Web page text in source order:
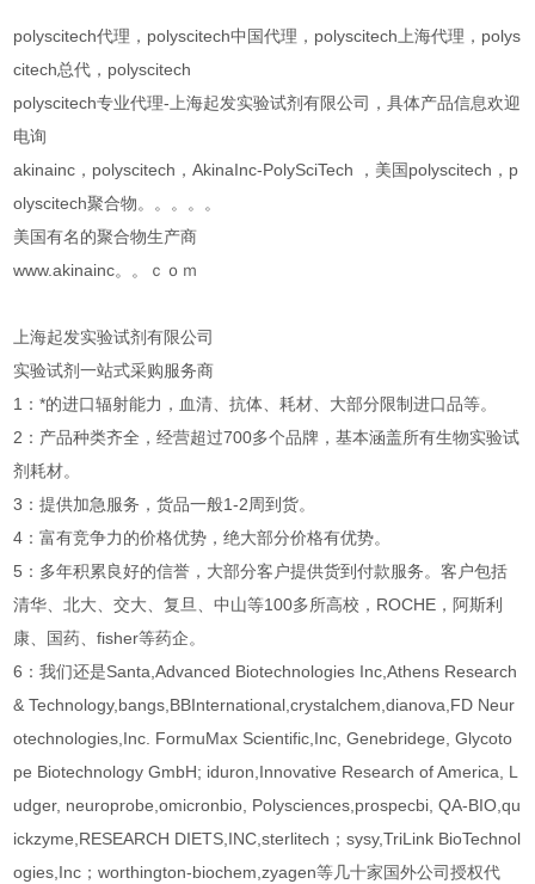
polyscitech代理，polyscitech中国代理，polyscitech上海代理，polys
citech总代，polyscitech
polyscitech专业代理-上海起发实验试剂有限公司，具体产品信息欢迎
电询
akinainc，polyscitech，AkinaInc-PolySciTech ，美国polyscitech，p
olyscitech聚合物。。。。。
美国有名的聚合物生产商
www.akinainc。。ｃｏｍ
上海起发实验试剂有限公司
实验试剂一站式采购服务商
1：*的进口辐射能力，血清、抗体、耗材、大部分限制进口品等。
2：产品种类齐全，经营超过700多个品牌，基本涵盖所有生物实验试
剂耗材。
3：提供加急服务，货品一般1-2周到货。
4：富有竞争力的价格优势，绝大部分价格有优势。
5：多年积累良好的信誉，大部分客户提供货到付款服务。客户包括
清华、北大、交大、复旦、中山等100多所高校，ROCHE，阿斯利
康、国药、fisher等药企。
6：我们还是Santa,Advanced Biotechnologies Inc,Athens Research
& Technology,bangs,BBInternational,crystalchem,dianova,FD Neur
otechnologies,Inc. FormuMax Scientific,Inc, Genebridege, Glycoto
pe Biotechnology GmbH; iduron,Innovative Research of America, L
udger, neuroprobe,omicronbio, Polysciences,prospecbi, QA-BIO,qu
ickzyme,RESEARCH DIETS,INC,sterlitech；sysy,TriLink BioTechnol
ogies,Inc；worthington-biochem,zyagen等几十家国外公司授权代